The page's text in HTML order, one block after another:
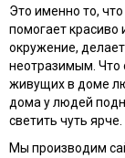
Это именно то,
помогает красиво
окружение,
неотразимым. Что
живущих в доме
дома у людей
светить чуть
Мы производим